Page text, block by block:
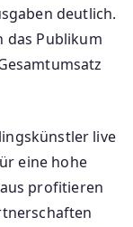
deutlich.
das Publikum
live
eine hohe
profitieren